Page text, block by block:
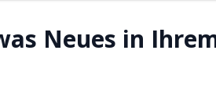
Neues in